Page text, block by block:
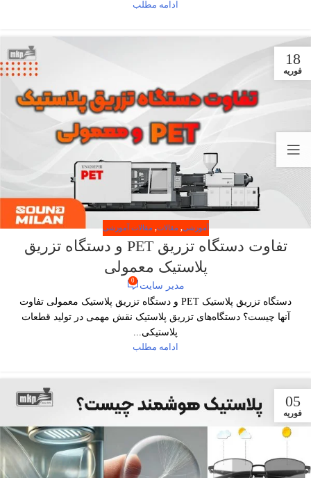
ادامه مطلب
18
فوریه
آموزشی, مقالات, مقالات آموزشی
تفاوت دستگاه تزریق PET و دستگاه تزریق
پلاستیک معمولی
مدیر سایت 0
دستگاه تزریق پلاستیک PET و دستگاه تزریق پلاستیک معمولی تفاوت
آنها چیست؟ دستگاه‌های تزریق پلاستیک نقش مهمی در تولید قطعات
پلاستیکی...
ادامه مطلب
05
فوریه